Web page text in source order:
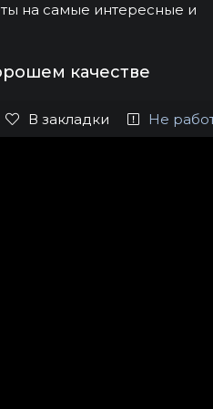
на самые интересные и
качестве
В закладки Не